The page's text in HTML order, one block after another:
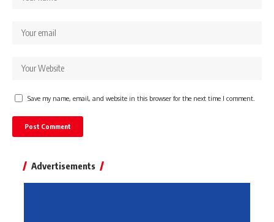
Save my name, email, and website in this browser for the next time I comment.
Advertisements